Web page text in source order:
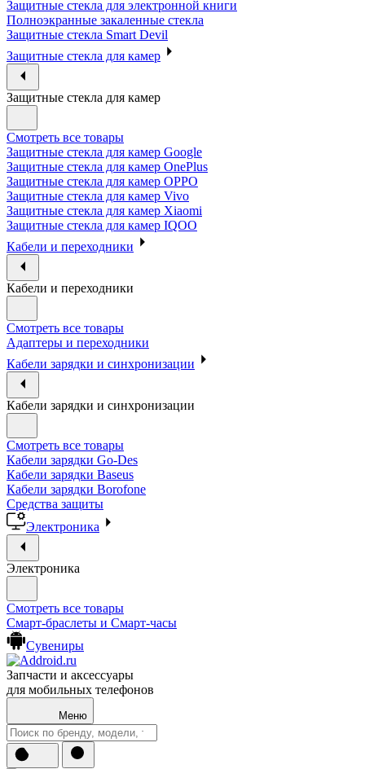
Защитные стекла для электронной книги
Полноэкранные закаленные стекла
Защитные стекла Smart Devil
Защитные стекла для камер
Защитные стекла для камер
Смотреть все товары
Защитные стекла для камер Google
Защитные стекла для камер OnePlus
Защитные стекла для камер OPPO
Защитные стекла для камер Vivo
Защитные стекла для камер Xiaomi
Защитные стекла для камер IQOO
Кабели и переходники
Кабели и переходники
Смотреть все товары
Адаптеры и переходники
Кабели зарядки и синхронизации
Кабели зарядки и синхронизации
Смотреть все товары
Кабели зарядки Go-Des
Кабели зарядки Baseus
Кабели зарядки Borofone
Средства защиты
Электроника
Электроника
Смотреть все товары
Смарт-браслеты и Смарт-часы
Сувениры
Запчасти и аксессуары
для мобильных телефонов
Меню